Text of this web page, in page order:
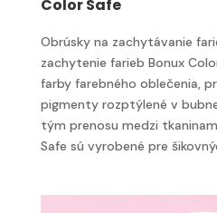
Color Safe
Obrúsky na zachytávanie
zachytenie farieb Bonux
farby farebného oblečenia,
pigmenty rozptýlené v
tým prenosu medzi
Safe sú vyrobené pre